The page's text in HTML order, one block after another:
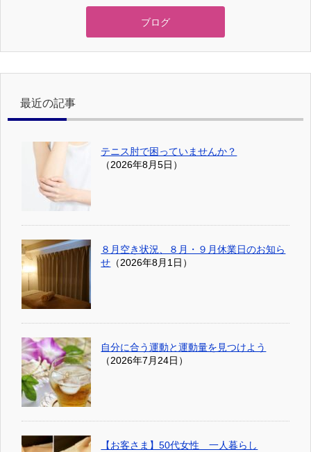
ブログ
最近の記事
テニス肘で困っていませんか？
（2026年8月5日）
８月空き状況、８月・９月休業日のお知ら
せ （2026年8月1日）
自分に合う運動と運動量を見つけよう
（2026年7月24日）
【お客さま】50代女性 一人暮らし